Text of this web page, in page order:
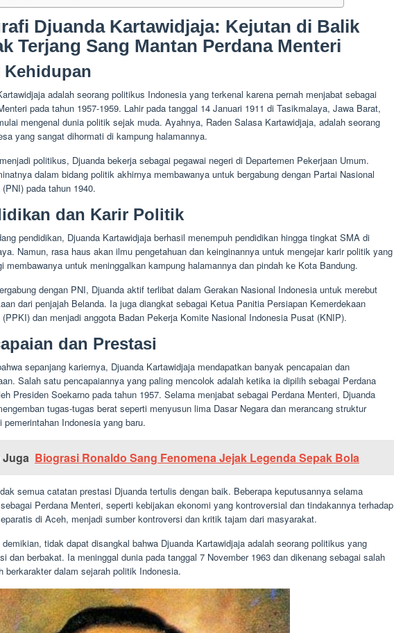
Djuanda Kartawidjaja: Kejutan di Balik
Terjang Sang Mantan Perdana Menteri
Kehidupan
adalah seorang politikus Indonesia yang terkenal karena pernah menjabat sebagai
pada tahun 1957-1959. Lahir pada tanggal 14 Januari 1911 di Tasikmalaya, Jawa Barat,
mengenal dunia politik sejak muda. Ayahnya, Raden Salasa Kartawidjaja, adalah seorang
yang sangat dihormati di kampung halamannya.
politikus, Djuanda bekerja sebagai pegawai negeri di Departemen Pekerjaan Umum.
dalam bidang politik akhirnya membawanya untuk bergabung dengan Partai Nasional
pada tahun 1940.
dan Karir Politik
pendidikan, Djuanda Kartawidjaja berhasil menempuh pendidikan hingga tingkat SMA di
Namun, rasa haus akan ilmu pengetahuan dan keinginannya untuk mengejar karir politik yang
membawanya untuk meninggalkan kampung halamannya dan pindah ke Kota Bandung.
dengan PNI, Djuanda aktif terlibat dalam Gerakan Nasional Indonesia untuk merebut
dari penjajah Belanda. Ia juga diangkat sebagai Ketua Panitia Persiapan Kemerdekaan
(PPKI) dan menjadi anggota Badan Pekerja Komite Nasional Indonesia Pusat (KNIP).
dan Prestasi
sepanjang kariernya, Djuanda Kartawidjaja mendapatkan banyak pencapaian dan
Salah satu pencapaiannya yang paling mencolok adalah ketika ia dipilih sebagai Perdana
Presiden Soekarno pada tahun 1957. Selama menjabat sebagai Perdana Menteri, Djuanda
tugas-tugas berat seperti menyusun lima Dasar Negara dan merancang struktur
pemerintahan Indonesia yang baru.
Juga Biograsi Ronaldo Sang Fenomena Jejak Legenda Sepak Bola
semua catatan prestasi Djuanda tertulis dengan baik. Beberapa keputusannya selama
Perdana Menteri, seperti kebijakan ekonomi yang kontroversial dan tindakannya terhadap
di Aceh, menjadi sumber kontroversi dan kritik tajam dari masyarakat.
tidak dapat disangkal bahwa Djuanda Kartawidjaja adalah seorang politikus yang
dan berbakat. Ia meninggal dunia pada tanggal 7 November 1963 dan dikenang sebagai salah
berkarakter dalam sejarah politik Indonesia.